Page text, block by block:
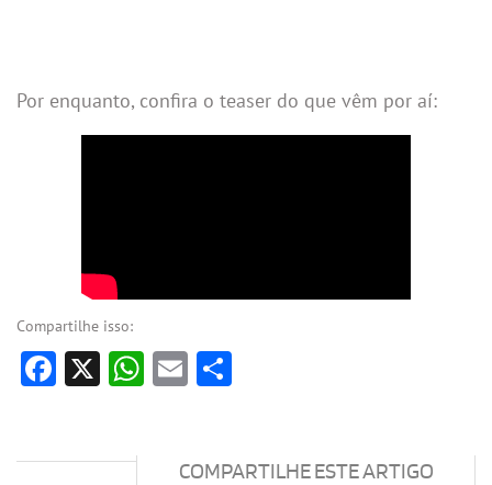
Por enquanto, confira o teaser do que vêm por aí:
Compartilhe isso:
Facebook
X WhatsApp
Email
COMPARTILHE ESTE ARTIGO